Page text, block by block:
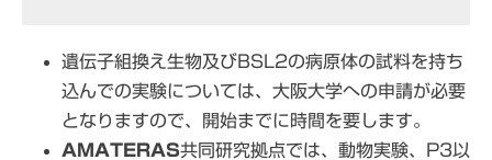
遺伝子組換え生物及びBSL2の病原体の試料を持ち
込んでの実験については、大阪大学への申請が必要
となりますので、開始までに時間を要します。
AMATERAS共同研究拠点では、動物実験、P3以